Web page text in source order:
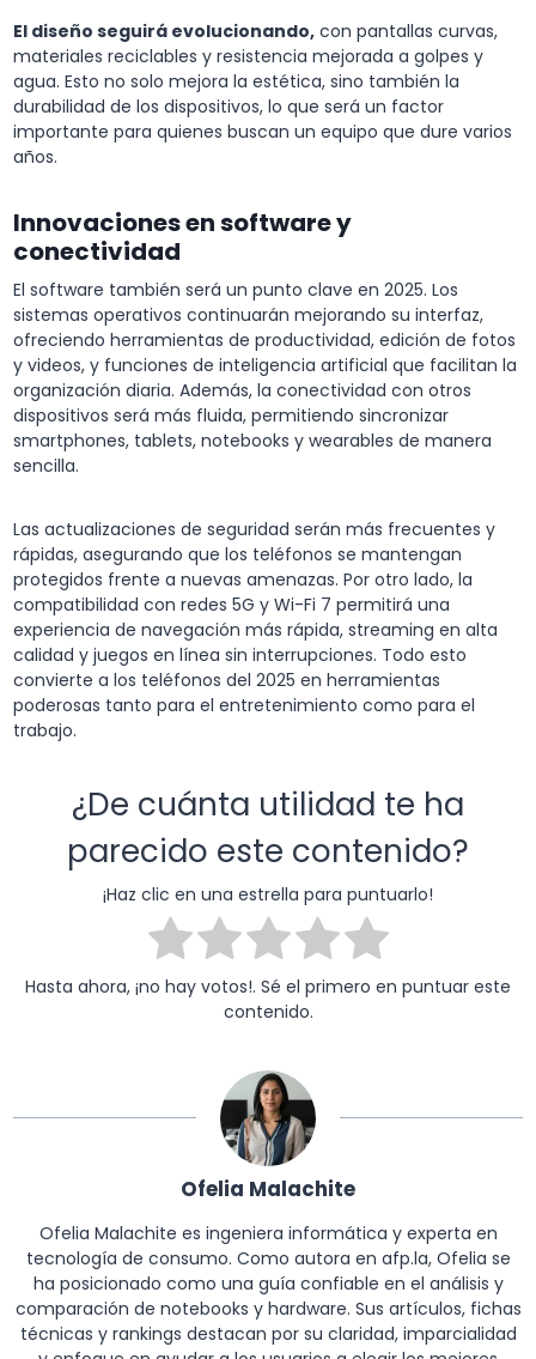
El diseño seguirá evolucionando, con pantallas curvas,
materiales reciclables y resistencia mejorada a golpes y
agua. Esto no solo mejora la estética, sino también la
durabilidad de los dispositivos, lo que será un factor
importante para quienes buscan un equipo que dure varios
años.
Innovaciones en software y
conectividad
El software también será un punto clave en 2025. Los
sistemas operativos continuarán mejorando su interfaz,
ofreciendo herramientas de productividad, edición de fotos
y videos, y funciones de inteligencia artificial que facilitan la
organización diaria. Además, la conectividad con otros
dispositivos será más fluida, permitiendo sincronizar
smartphones, tablets, notebooks y wearables de manera
sencilla.
Las actualizaciones de seguridad serán más frecuentes y
rápidas, asegurando que los teléfonos se mantengan
protegidos frente a nuevas amenazas. Por otro lado, la
compatibilidad con redes 5G y Wi-Fi 7 permitirá una
experiencia de navegación más rápida, streaming en alta
calidad y juegos en línea sin interrupciones. Todo esto
convierte a los teléfonos del 2025 en herramientas
poderosas tanto para el entretenimiento como para el
trabajo.
¿De cuánta utilidad te ha
parecido este contenido?
¡Haz clic en una estrella para puntuarlo!
Hasta ahora, ¡no hay votos!. Sé el primero en puntuar este
contenido.
Ofelia Malachite
Ofelia Malachite es ingeniera informática y experta en
tecnología de consumo. Como autora en afp.la, Ofelia se
ha posicionado como una guía confiable en el análisis y
comparación de notebooks y hardware. Sus artículos, fichas
técnicas y rankings destacan por su claridad, imparcialidad